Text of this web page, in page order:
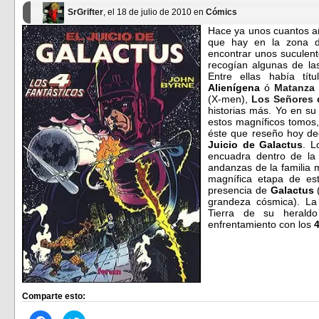
nueva) nueva)
SrGrifter, el 18 de julio de 2010 en Cómics
Hace ya unos cuantos
que hay en la zona
encontrar unos
recogían algunas de
Entre ellas había
Alienígena ó
(X-men), Los Señores
historias más. Yo en
estos magníficos
éste que reseño hoy
Juicio de Galactus .
encuadra dentro de
andanzas de la familia
magnífica etapa de
presencia de Galactus
grandeza cósmica).
Tierra de su
enfrentamiento con los
Comparte esto: